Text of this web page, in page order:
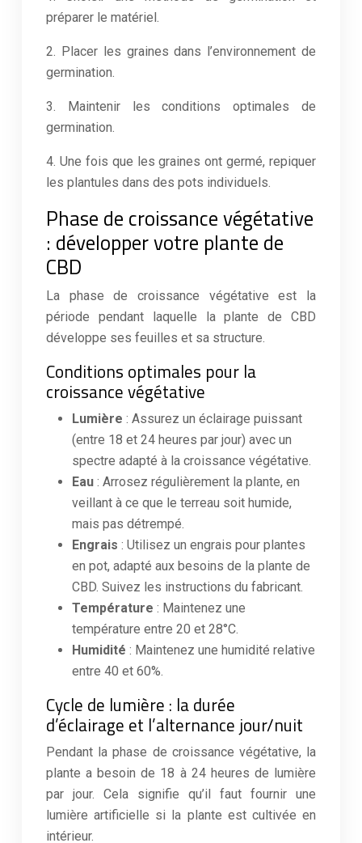
préparer le matériel.
2. Placer les graines dans l’environnement de
germination.
3. Maintenir les conditions optimales de
germination.
4. Une fois que les graines ont germé, repiquer
les plantules dans des pots individuels.
Phase de croissance végétative
: développer votre plante de
CBD
La phase de croissance végétative est la
période pendant laquelle la plante de CBD
développe ses feuilles et sa structure.
Conditions optimales pour la
croissance végétative
Lumière : Assurez un éclairage puissant
(entre 18 et 24 heures par jour) avec un
spectre adapté à la croissance végétative.
Eau : Arrosez régulièrement la plante, en
veillant à ce que le terreau soit humide,
mais pas détrempé.
Engrais : Utilisez un engrais pour plantes
en pot, adapté aux besoins de la plante de
CBD. Suivez les instructions du fabricant.
Température : Maintenez une
température entre 20 et 28°C.
Humidité : Maintenez une humidité relative
entre 40 et 60%.
Cycle de lumière : la durée
d’éclairage et l’alternance jour/nuit
Pendant la phase de croissance végétative, la
plante a besoin de 18 à 24 heures de lumière
par jour. Cela signifie qu’il faut fournir une
lumière artificielle si la plante est cultivée en
intérieur.